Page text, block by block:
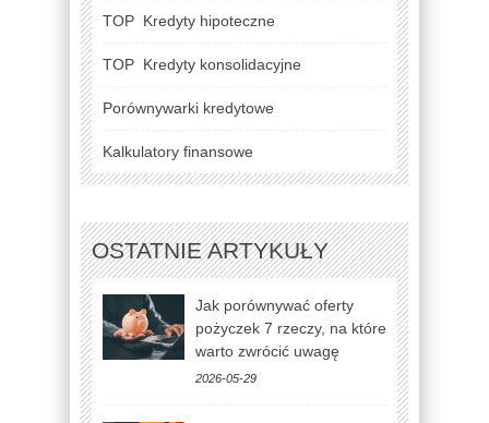
TOP Kredyty hipoteczne
TOP Kredyty konsolidacyjne
Porównywarki kredytowe
Kalkulatory finansowe
OSTATNIE ARTYKUŁY
Jak porównywać oferty
pożyczek 7 rzeczy, na które
warto zwrócić uwagę
2026-05-29